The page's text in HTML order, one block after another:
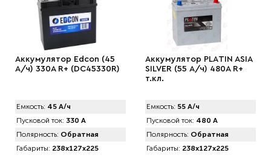
Аккумулятор Edcon (45
А/ч) 330A R+ (DC45330R)
Емкость: 45 А/ч
Пусковой ток: 330 А
Полярность: Обратная
Габариты: 238x127x225
Аккумулятор PLАTIN ASIA
SILVER (55 А/ч) 480A R+
т.кл.
Емкость: 55 А/ч
Пусковой ток: 480 А
Полярность: Обратная
Габариты: 238x127x225